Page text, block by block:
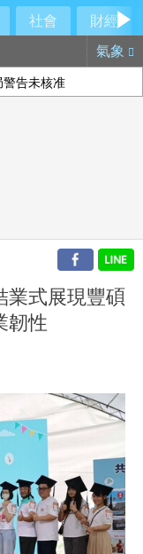
社會
財經
氣象
告未核准
業式展現豐碩
韌性